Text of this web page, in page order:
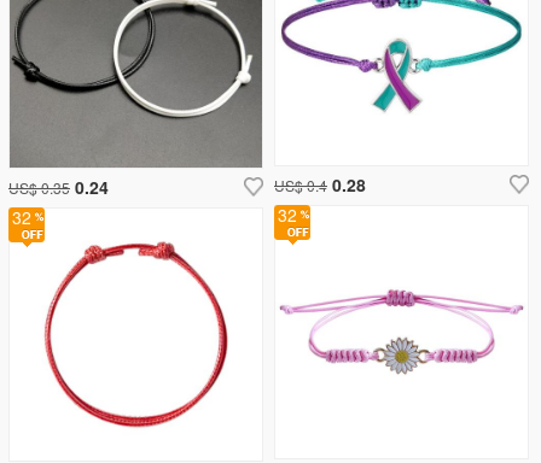
US$ 0.35 0.24 US$ 0.4 0.28
32
32